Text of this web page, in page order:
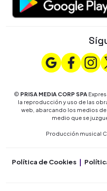
© PRISA MEDIA CORP SPA
la reproducción y uso de las
web, abarcando los medios
medio que se
Producción musical
Política de Cookies